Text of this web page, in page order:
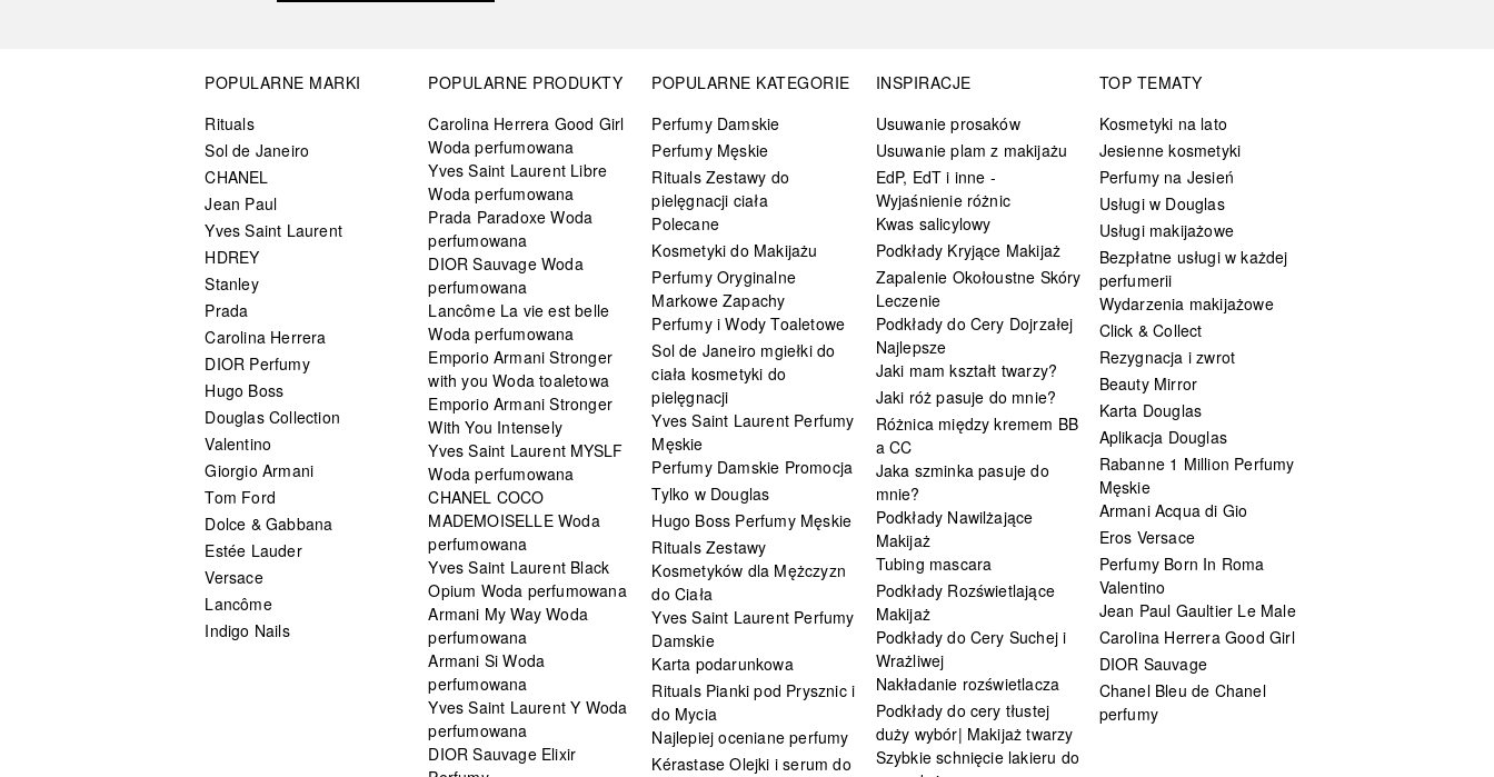
POPULARNE MARKI
Rituals
Sol de Janeiro
CHANEL
Jean Paul
Yves Saint Laurent
HDREY
Stanley
Prada
Carolina Herrera
DIOR Perfumy
Hugo Boss
Douglas Collection
Valentino
Giorgio Armani
Tom Ford
Dolce & Gabbana
Estée Lauder
Versace
Lancôme
Indigo Nails
POPULARNE PRODUKTY
Carolina Herrera Good Girl
Woda perfumowana
Yves Saint Laurent Libre
Woda perfumowana
Prada Paradoxe Woda
perfumowana
DIOR Sauvage Woda
perfumowana
Lancôme La vie est belle
Woda perfumowana
Emporio Armani Stronger
with you Woda toaletowa
Emporio Armani Stronger
With You Intensely
Yves Saint Laurent MYSLF
Woda perfumowana
CHANEL COCO
MADEMOISELLE Woda
perfumowana
Yves Saint Laurent Black
Opium Woda perfumowana
Armani My Way Woda
perfumowana
Armani Si Woda
perfumowana
Yves Saint Laurent Y Woda
perfumowana
DIOR Sauvage Elixir
POPULARNE KATEGORIE
Perfumy Damskie
Perfumy Męskie
Rituals Zestawy do
pielęgnacji ciała
Polecane
Kosmetyki do Makijażu
Perfumy Oryginalne
Markowe Zapachy
Perfumy i Wody Toaletowe
Sol de Janeiro mgiełki do
ciała kosmetyki do
pielęgnacji
Yves Saint Laurent Perfumy
Męskie
Perfumy Damskie Promocja
Tylko w Douglas
Hugo Boss Perfumy Męskie
Rituals Zestawy
Kosmetyków dla Mężczyzn
do Ciała
Yves Saint Laurent Perfumy
Damskie
Karta podarunkowa
Rituals Pianki pod Prysznic i
do Mycia
Najlepiej oceniane perfumy
Kérastase Olejki i serum do
INSPIRACJE
Usuwanie prosaków
Usuwanie plam z makijażu
EdP, EdT i inne -
Wyjaśnienie różnic
Kwas salicylowy
Podkłady Kryjące Makijaż
Zapalenie Okołoustne Skóry
Leczenie
Podkłady do Cery Dojrzałej
Najlepsze
Jaki mam kształt twarzy?
Jaki róż pasuje do mnie?
Różnica między kremem BB
a CC
Jaka szminka pasuje do
mnie?
Podkłady Nawilżające
Makijaż
Tubing mascara
Podkłady Rozświetlające
Makijaż
Podkłady do Cery Suchej i
Wrażliwej
Nakładanie rozświetlacza
Podkłady do cery tłustej
duży wybór| Makijaż twarzy
Szybkie schnięcie lakieru do
TOP TEMATY
Kosmetyki na lato
Jesienne kosmetyki
Perfumy na Jesień
Usługi w Douglas
Usługi makijażowe
Bezpłatne usługi w każdej
perfumerii
Wydarzenia makijażowe
Click & Collect
Rezygnacja i zwrot
Beauty Mirror
Karta Douglas
Aplikacja Douglas
Rabanne 1 Million Perfumy
Męskie
Armani Acqua di Gio
Eros Versace
Perfumy Born In Roma
Valentino
Jean Paul Gaultier Le Male
Carolina Herrera Good Girl
DIOR Sauvage
Chanel Bleu de Chanel
perfumy